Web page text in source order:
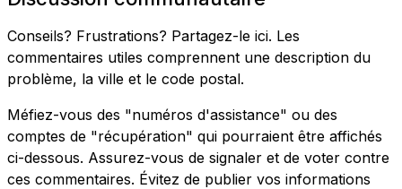
Conseils? Frustrations? Partagez-le ici. Les
commentaires utiles comprennent une description du
problème, la ville et le code postal.
Méfiez-vous des "numéros d'assistance" ou des
comptes de "récupération" qui pourraient être affichés
ci-dessous. Assurez-vous de signaler et de voter contre
ces commentaires. Évitez de publier vos informations